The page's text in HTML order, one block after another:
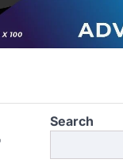
Search